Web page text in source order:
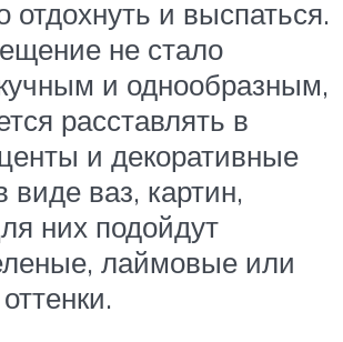
отдохнуть и выспаться.
не стало
и однообразным,
расставлять в
и декоративные
ваз, картин,
них подойдут
лаймовые или